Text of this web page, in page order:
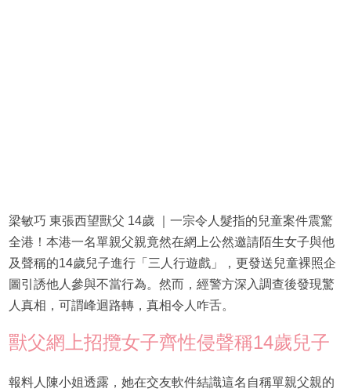
梁敏巧 東張西望獸父 14歲 ｜一宗令人髮指的兒童案件震驚
全港！本港一名單親父親竟然在網上公然邀請陌生女子與他
及聲稱的14歲兒子進行「三人行遊戲」，更發送兒童裸照企
圖引誘他人參與不當行為。然而，經警方深入調查後發現驚
人真相，可謂峰迴路轉，真相令人咋舌。
獸父網上招攬女子齊性侵聲稱14歲兒子
報料人陳小姐透露，她在交友軟件結識這名自稱單親父親的